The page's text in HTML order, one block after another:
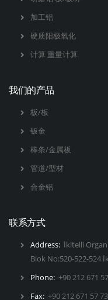
加工铝
硬质阳极氧化
计算 重量计算
我们的产品
板/板
钣金
棒条/金属板
管道/型材
合金铝
联系方式
Address: İkitelli
Blok No:520-522-524
Phone: +90 212 671
Fax: +90 212 671 57 73